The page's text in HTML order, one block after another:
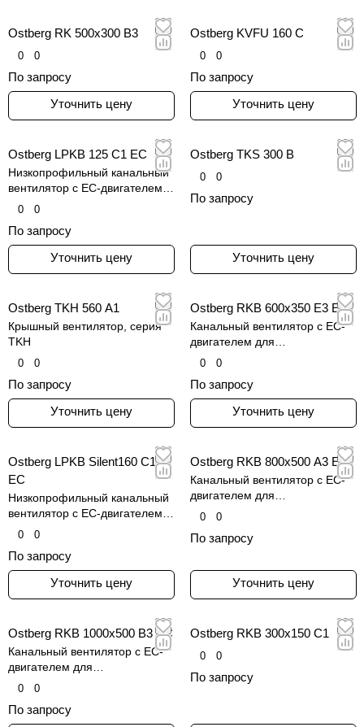
Ostberg RK 500x300 B3
0 0
По запросу
Уточнить цену
Ostberg KVFU 160 C
0 0
По запросу
Уточнить цену
Ostberg LPKB 125 C1 EC
Низкопрофильный канальный
вентилятор с EC-двигателем
для круглых воздуховодов,
0 0
По запросу
Уточнить цену
Ostberg TKS 300 B
0 0
По запросу
Уточнить цену
Ostberg TKH 560 A1
Крышный вентилятор, серия
TKH
0 0
По запросу
Уточнить цену
Ostberg RKB 600x350 E3 EC
Канальный вентилятор с EC-
двигателем для
прямоугольных воздуховодов,
0 0
По запросу
Уточнить цену
Ostberg LPKB Silent160 C1
EC
Низкопрофильный канальный
вентилятор с EC-двигателем в
изолированном корпусе для
LPKB Silent
0 0
По запросу
Уточнить цену
Ostberg RKB 800x500 A3 EC
Канальный вентилятор с EC-
двигателем для
прямоугольных воздуховодов,
0 0
По запросу
Уточнить цену
Ostberg RKB 1000x500 B3 EC
Канальный вентилятор с EC-
двигателем для
прямоугольных воздуховодов,
0 0
По запросу
Ostberg RKB 300x150 C1
0 0
По запросу